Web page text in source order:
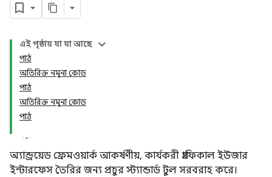
এই পৃষ্ঠায় যা যা আছে
পাঠ
অতিরিক্ত নমুনা কোড
পাঠ
অতিরিক্ত নমুনা কোড
পাঠ
অ্যান্ড্রয়েড ফ্রেমওয়ার্ক আকর্ষণীয়, কার্যকরী গ্রাফিকাল ইউজার
ইন্টারফেস তৈরির জন্য প্রচুর স্ট্যান্ডার্ড টুল সরবরাহ করে।